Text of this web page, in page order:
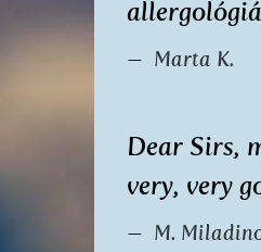
Marta K.
Dear Sirs,
very, very
M.